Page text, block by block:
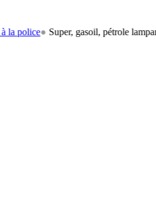
● Super, gasoil, pétrole lampant: le